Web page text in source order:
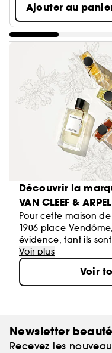
Ajouter au
Découvrir la
VAN CLEEF &
Pour cette maison
1906 place
évidence, tant ils
La fragrance se
d’un poignet, près
cou : joyau olfactif
Voir plus
Voir
Newsletter beauté
Recevez les